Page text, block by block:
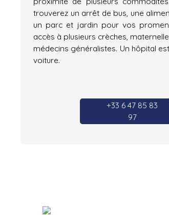
trouverez un arrêt de bus, une
un parc et jardin pour vos
accès à plusieurs crèches,
médecins généralistes. Un hôpital
voiture.
+33 6 47 85 83
97